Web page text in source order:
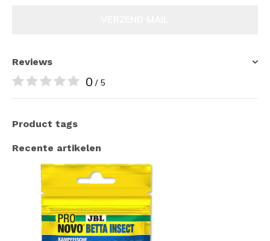
Reviews
0 / 5
Product tags
Recente artikelen